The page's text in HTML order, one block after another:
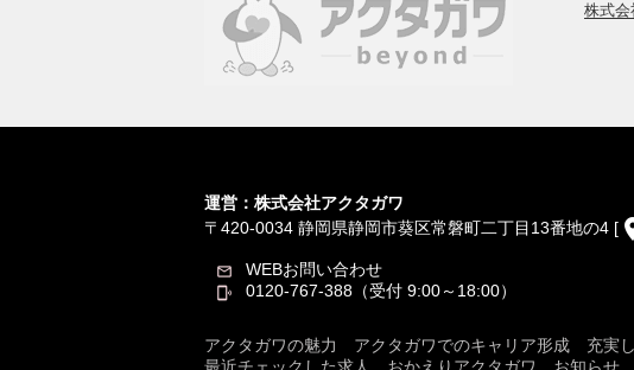
株式会
運営：株式会社アクタガワ
〒420-0034 静岡県静岡市葵区常磐町二丁目13番地の4 [
WEBお問い合わせ
0120-767-388（受付 9:00～18:00）
アクタガワの魅力 アクタガワでのキャリア形成 充実